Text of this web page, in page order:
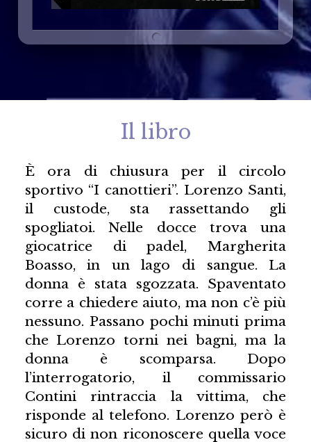
Il libro
È ora di chiusura per il circolo
sportivo “I canottieri”. Lorenzo Santi,
il custode, sta rassettando gli
spogliatoi. Nelle docce trova una
giocatrice di padel, Margherita
Boasso, in un lago di sangue. La
donna è stata sgozzata. Spaventato
corre a chiedere aiuto, ma non c’è più
nessuno. Passano pochi minuti prima
che Lorenzo torni nei bagni, ma la
donna è scomparsa. Dopo
l’interrogatorio, il commissario
Contini rintraccia la vittima, che
risponde al telefono. Lorenzo però è
sicuro di non riconoscere quella voce